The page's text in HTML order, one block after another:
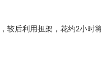
较后利用担架，花约2小时